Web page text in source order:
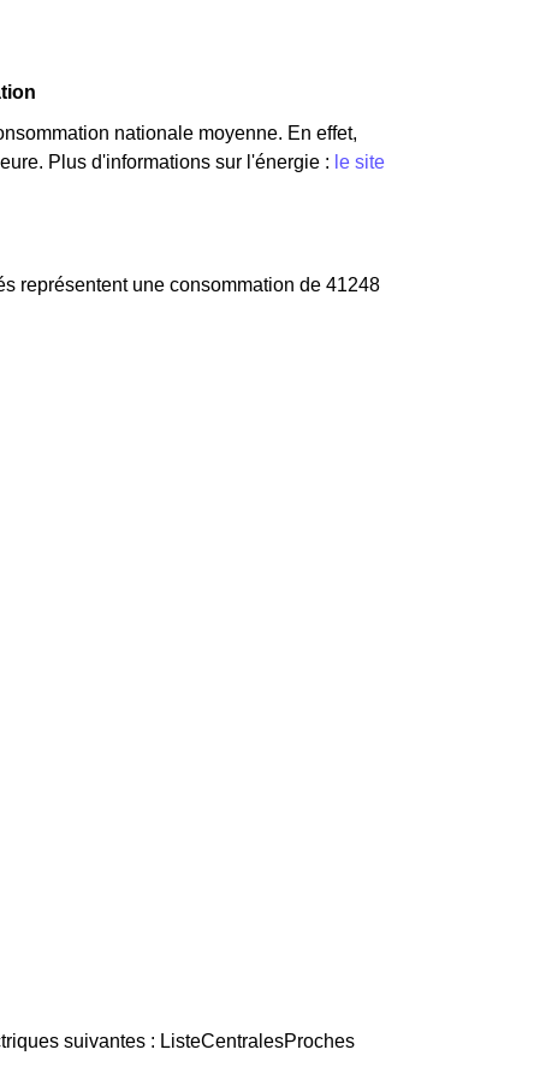
nationale moyenne. En effet,
Plus d'informations sur l'énergie : le site
représentent une consommation de 41248
suivantes : ListeCentralesProches